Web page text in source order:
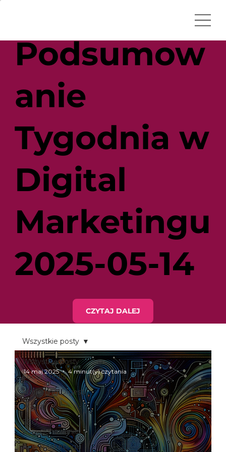
Podsumow
anie
Tygodnia w
Digital
Marketingu
2025-05-14
CZYTAJ DALEJ
Wszystkie posty
Social Media
Marketing Digest
Digital
SEO i
pozycjonowanie
AI w marketingu
Wszystkie posty
14 maj 2025 4 minut(y) czytania